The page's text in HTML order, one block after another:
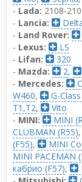
- Lada: 2108-
- Lancia:
- Land Rover:
- Lexus:
LS
- Lifan:
320
- Mazda: 2,
- Mercedes:
W460, G-
T1,T2,
Vito
- MINI: MINI
CLUBMAN (R55),
(F55), MINI
MINI PACEMAN
кабрио (F57),